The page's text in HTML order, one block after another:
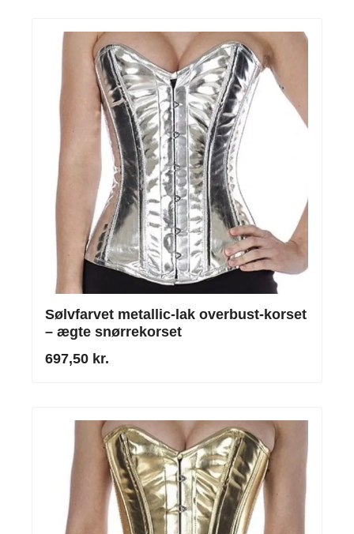
Sølvfarvet metallic-lak overbust-korset
– ægte snørrekorset
697,50 kr.